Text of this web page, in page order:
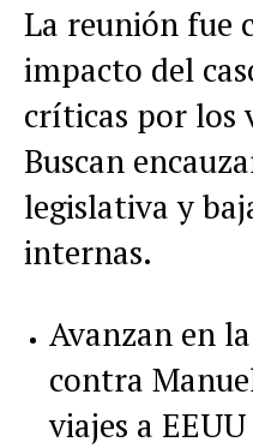
La reunión fue
impacto del
críticas por los
Buscan
legislativa y
internas.
Avanzan en
contra
viajes a